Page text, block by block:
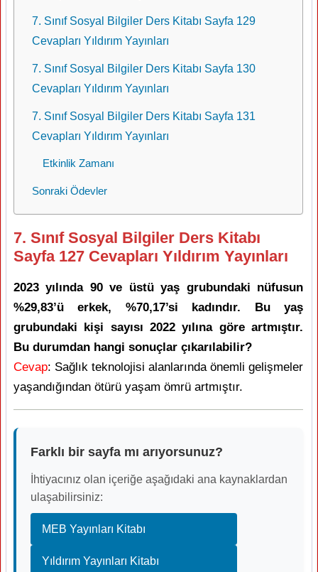
7. Sınıf Sosyal Bilgiler Ders Kitabı Sayfa 129
Cevapları Yıldırım Yayınları
7. Sınıf Sosyal Bilgiler Ders Kitabı Sayfa 130
Cevapları Yıldırım Yayınları
7. Sınıf Sosyal Bilgiler Ders Kitabı Sayfa 131
Cevapları Yıldırım Yayınları
Etkinlik Zamanı
Sonraki Ödevler
7. Sınıf Sosyal Bilgiler Ders Kitabı
Sayfa 127 Cevapları Yıldırım Yayınları
2023 yılında 90 ve üstü yaş grubundaki nüfusun
%29,83’ü erkek, %70,17’si kadındır. Bu yaş
grubundaki kişi sayısı 2022 yılına göre artmıştır.
Bu durumdan hangi sonuçlar çıkarılabilir?
Cevap: Sağlık teknolojisi alanlarında önemli gelişmeler
yaşandığından ötürü yaşam ömrü artmıştır.
Farklı bir sayfa mı arıyorsunuz?
İhtiyacınız olan içeriğe aşağıdaki ana kaynaklardan
ulaşabilirsiniz:
MEB Yayınları Kitabı
Yıldırım Yayınları Kitabı